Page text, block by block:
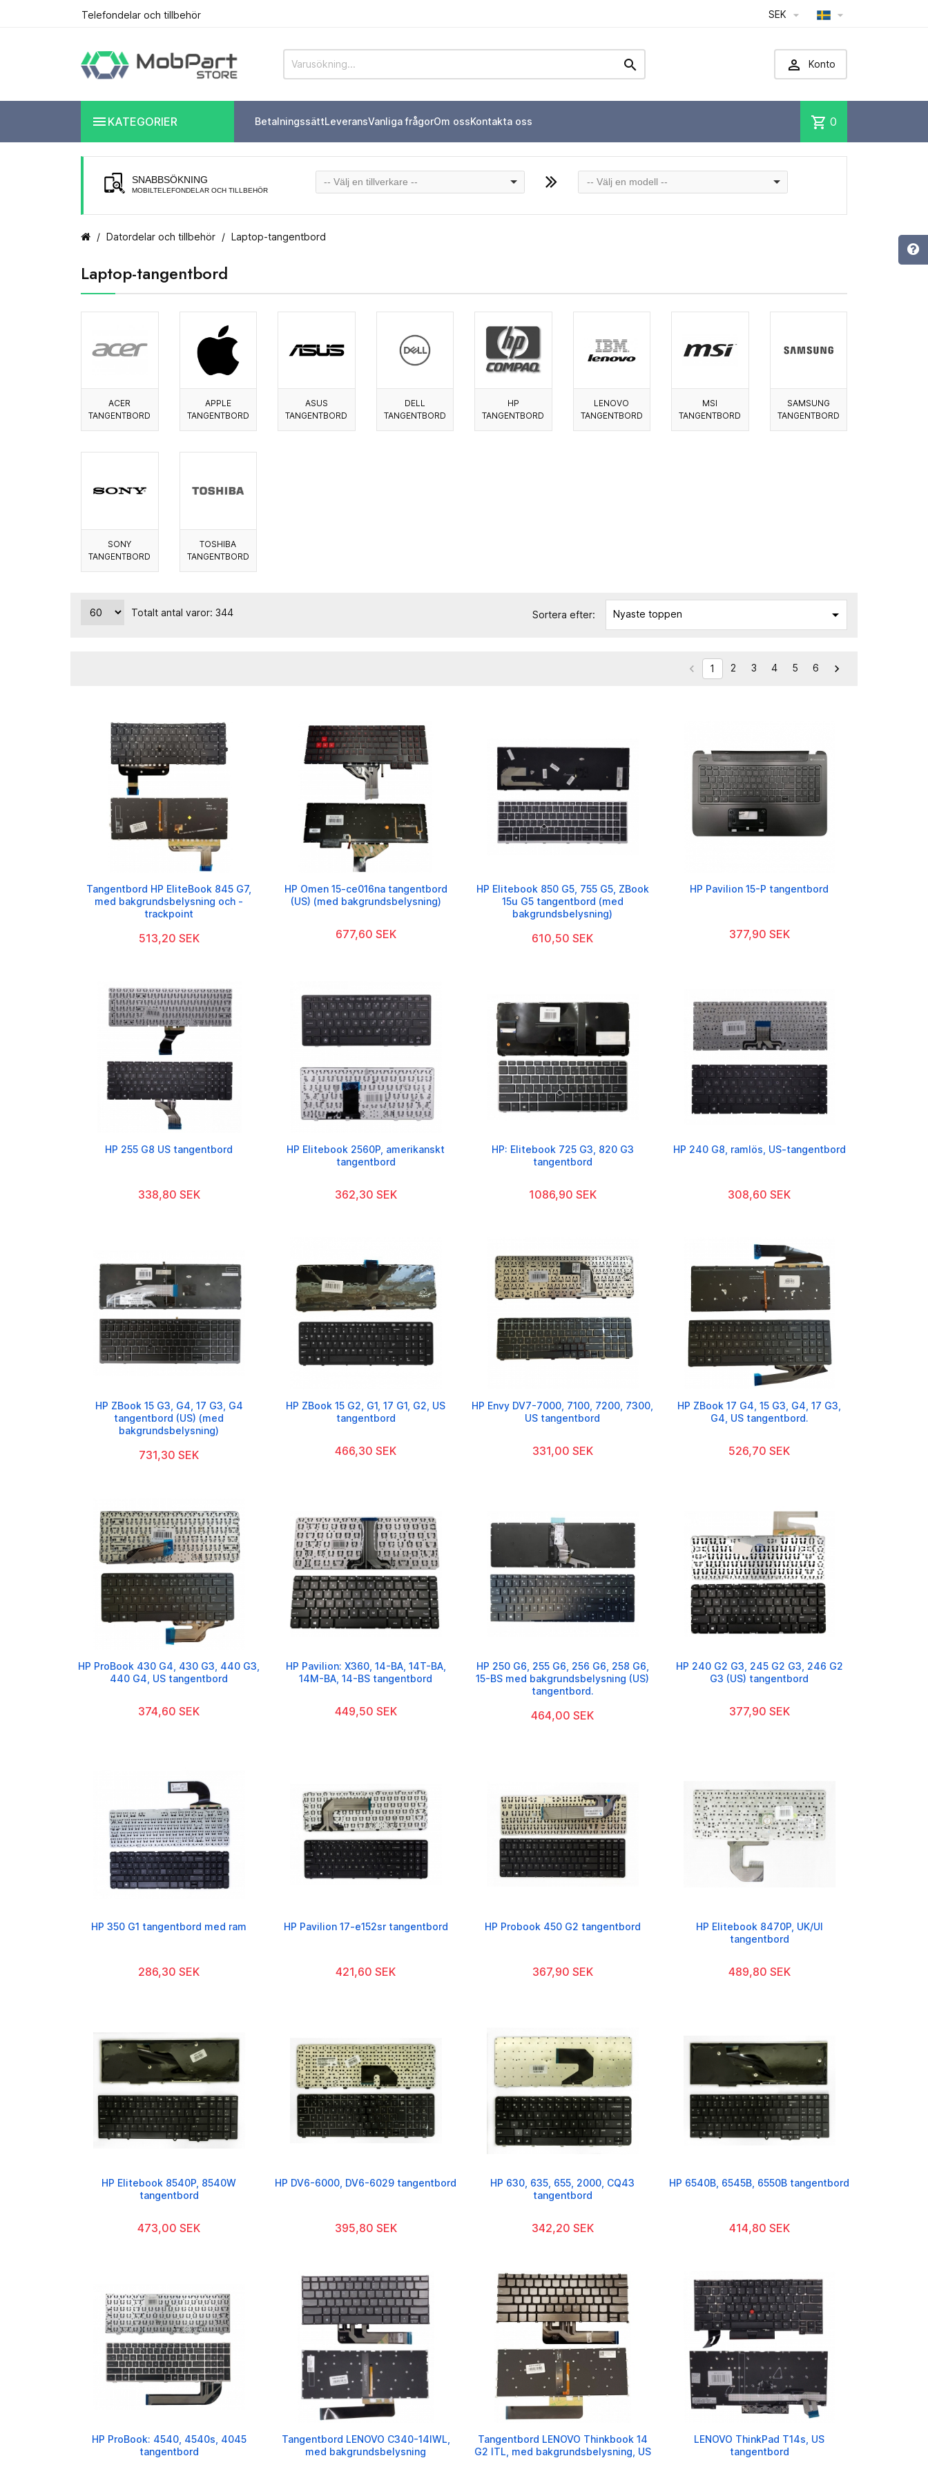
Telefondelar och tillbehör SEK  
  Konto
 KATEGORIER BetalningssättLeveransVanliga frågorOm ossKontakta oss shopping_cart 0
SNABBSÖKNING
MOBILTELEFONDELAR OCH TILLBEHÖR
-- Välj en tillverkare -- -- Välj en modell --
Datordelar och tillbehör Laptop-tangentbord
Laptop-tangentbord
ACER
TANGENTBORD
APPLE
TANGENTBORD
ASUS
TANGENTBORD
DELL
TANGENTBORD
HP
TANGENTBORD
LENOVO
TANGENTBORD
MSI
TANGENTBORD
SAMSUNG
TANGENTBORD
SONY
TANGENTBORD
TOSHIBA
TANGENTBORD
Totalt antal varor: 344 Sortera efter: Nyaste toppen 
 1 2 3 4 5 6 
Tangentbord HP EliteBook 845 G7,
med bakgrundsbelysning och -
trackpoint
513,20 SEK
HP Omen 15-ce016na tangentbord
(US) (med bakgrundsbelysning)
677,60 SEK
HP Elitebook 850 G5, 755 G5, ZBook
15u G5 tangentbord (med
bakgrundsbelysning)
610,50 SEK
HP Pavilion 15-P tangentbord
377,90 SEK
HP 255 G8 US tangentbord
338,80 SEK
HP Elitebook 2560P, amerikanskt
tangentbord
362,30 SEK
HP: Elitebook 725 G3, 820 G3
tangentbord
1086,90 SEK
HP 240 G8, ramlös, US-tangentbord
308,60 SEK
HP ZBook 15 G3, G4, 17 G3, G4
tangentbord (US) (med
bakgrundsbelysning)
731,30 SEK
HP ZBook 15 G2, G1, 17 G1, G2, US
tangentbord
466,30 SEK
HP Envy DV7-7000, 7100, 7200, 7300,
US tangentbord
331,00 SEK
HP ZBook 17 G4, 15 G3, G4, 17 G3,
G4, US tangentbord.
526,70 SEK
HP ProBook 430 G4, 430 G3, 440 G3,
440 G4, US tangentbord
374,60 SEK
HP Pavilion: X360, 14-BA, 14T-BA,
14M-BA, 14-BS tangentbord
449,50 SEK
HP 250 G6, 255 G6, 256 G6, 258 G6,
15-BS med bakgrundsbelysning (US)
tangentbord.
464,00 SEK
HP 240 G2 G3, 245 G2 G3, 246 G2
G3 (US) tangentbord
377,90 SEK
HP 350 G1 tangentbord med ram
286,30 SEK
HP Pavilion 17-e152sr tangentbord
421,60 SEK
HP Probook 450 G2 tangentbord
367,90 SEK
HP Elitebook 8470P, UK/UI
tangentbord
489,80 SEK
HP Elitebook 8540P, 8540W
tangentbord
473,00 SEK
HP DV6-6000, DV6-6029 tangentbord
395,80 SEK
HP 630, 635, 655, 2000, CQ43
tangentbord
342,20 SEK
HP 6540B, 6545B, 6550B tangentbord
414,80 SEK
HP ProBook: 4540, 4540s, 4045
tangentbord
Tangentbord LENOVO C340-14IWL,
med bakgrundsbelysning
Tangentbord LENOVO Thinkbook 14
G2 ITL, med bakgrundsbelysning, US
LENOVO ThinkPad T14s, US
tangentbord